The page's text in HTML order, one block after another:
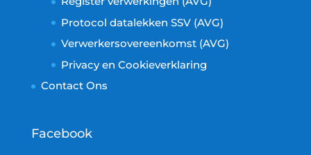
Protocol datalekken SSV (AVG)
Verwerkersovereenkomst (AVG)
Privacy en Cookieverklaring
Contact Ons
Facebook